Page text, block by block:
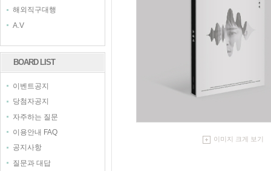
해외직구대행
A.V
BOARD LIST
이벤트공지
당첨자공지
자주하는 질문
이용안내 FAQ
공지사항
질문과 대답
이미지 크게 보기